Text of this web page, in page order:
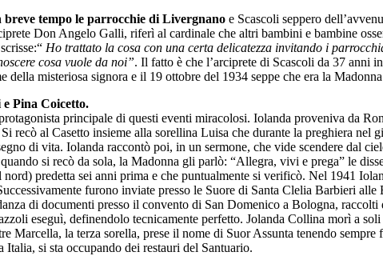
breve tempo le parrocchie di Livergnano e Scascoli seppero
Don Angelo Galli, riferì al cardinale che altri bambini e bambine
Ho trattato la cosa con una certa delicatezza invitando i
cosa vuole da noi”. Il fatto è che l’arciprete di Scascoli da 37 anni
misteriosa signora e il 19 ottobre del 1934 seppe che era la
Pina Coicetto.
principale di questi eventi miracolosi. Iolanda proveniva da
recò al Casetto insieme alla sorellina Luisa che durante la preghiera nel
di vita. Iolanda raccontò poi, in un sermone, che vide scendere dal
si recò da sola, la Madonna gli parlò: “Allegra, vivi e prega” le
predetta sei anni prima e che puntualmente si verificò. Nel 1941
furono inviate presso le Suore di Santa Clelia Barbieri
di documenti presso il convento di San Domenico a Bologna,
eseguì, definendolo tecnicamente perfetto. Jolanda Collina morì a
Marcella, la terza sorella, prese il nome di Suor Assunta tenendo
si sta occupando dei restauri del Santuario.